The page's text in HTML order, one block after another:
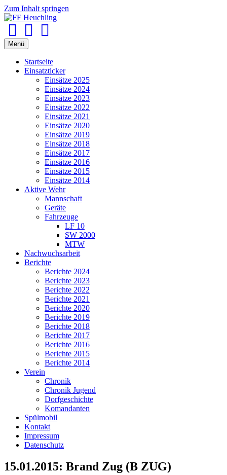
Zum Inhalt springen
Menü
Startseite
Einsatzticker
Einsätze 2025
Einsätze 2024
Einsätze 2023
Einsätze 2022
Einsätze 2021
Einsätze 2020
Einsätze 2019
Einsätze 2018
Einsätze 2017
Einsätze 2016
Einsätze 2015
Einsätze 2014
Aktive Wehr
Mannschaft
Geräte
Fahrzeuge
LF 10
SW 2000
MTW
Nachwuchsarbeit
Berichte
Berichte 2024
Berichte 2023
Berichte 2022
Berichte 2021
Berichte 2020
Berichte 2019
Berichte 2018
Berichte 2017
Berichte 2016
Berichte 2015
Berichte 2014
Verein
Chronik
Chronik Jugend
Dorfgeschichte
Komandanten
Spülmobil
Kontakt
Impressum
Datenschutz
15.01.2015: Brand Zug (B ZUG)